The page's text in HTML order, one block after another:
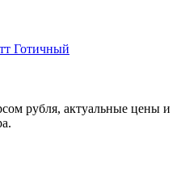
Готичный
рубля, актуальные цены и